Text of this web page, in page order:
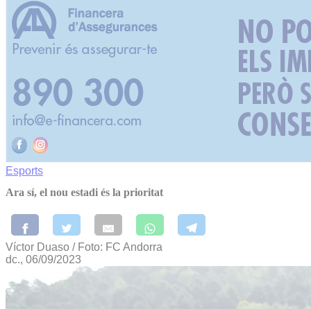
Esports
Ara sí, el nou estadi és la prioritat
Víctor Duaso / Foto: FC Andorra
dc., 06/09/2023